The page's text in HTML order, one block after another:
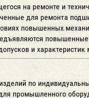
на ремонте и
для ремонта
повышенных
и характеристик
по
промышленного